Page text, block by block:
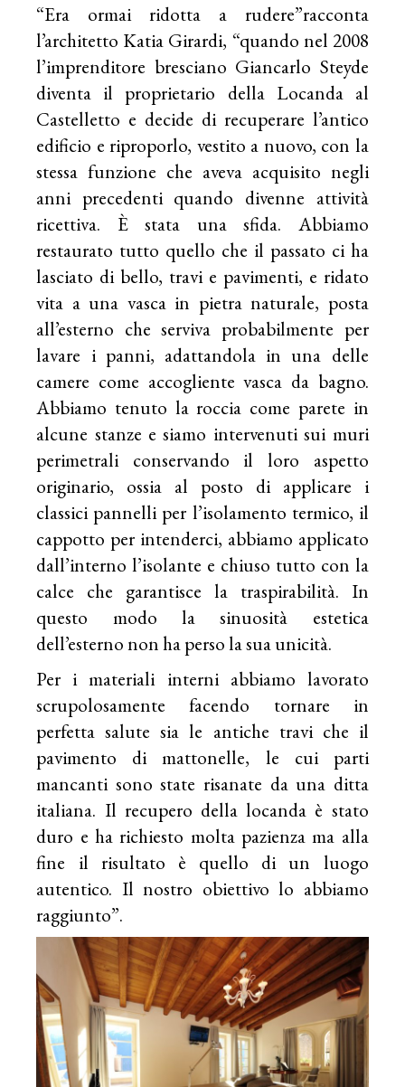
“Era ormai ridotta a rudere”racconta
l’architetto Katia Girardi, “quando nel 2008
l’imprenditore bresciano Giancarlo Steyde
diventa il proprietario della Locanda al
Castelletto e decide di recuperare l’antico
edificio e riproporlo, vestito a nuovo, con la
stessa funzione che aveva acquisito negli
anni precedenti quando divenne attività
ricettiva. È stata una sfida. Abbiamo
restaurato tutto quello che il passato ci ha
lasciato di bello, travi e pavimenti, e ridato
vita a una vasca in pietra naturale, posta
all’esterno che serviva probabilmente per
lavare i panni, adattandola in una delle
camere come accogliente vasca da bagno.
Abbiamo tenuto la roccia come parete in
alcune stanze e siamo intervenuti sui muri
perimetrali conservando il loro aspetto
originario, ossia al posto di applicare i
classici pannelli per l’isolamento termico, il
cappotto per intenderci, abbiamo applicato
dall’interno l’isolante e chiuso tutto con la
calce che garantisce la traspirabilità. In
questo modo la sinuosità estetica
dell’esterno non ha perso la sua unicità.
Per i materiali interni abbiamo lavorato
scrupolosamente facendo tornare in
perfetta salute sia le antiche travi che il
pavimento di mattonelle, le cui parti
mancanti sono state risanate da una ditta
italiana. Il recupero della locanda è stato
duro e ha richiesto molta pazienza ma alla
fine il risultato è quello di un luogo
autentico. Il nostro obiettivo lo abbiamo
raggiunto”.